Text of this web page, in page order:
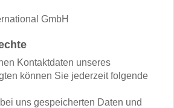
GmbH
Kontaktdaten unseres
können Sie jederzeit folgende
uns gespeicherten Daten und